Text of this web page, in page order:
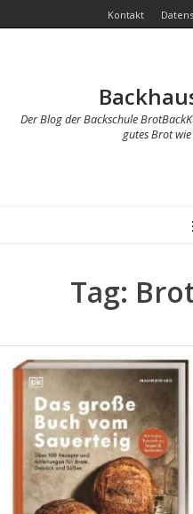
Kontakt
Der Blog der Backschule
gutes Brot
Tag: